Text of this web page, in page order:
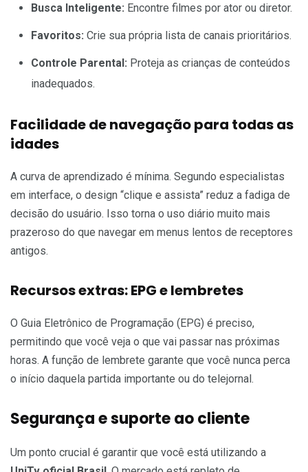
Busca Inteligente: Encontre filmes por ator ou diretor.
Favoritos: Crie sua própria lista de canais prioritários.
Controle Parental: Proteja as crianças de conteúdos
inadequados.
Facilidade de navegação para todas as
idades
A curva de aprendizado é mínima. Segundo especialistas
em interface, o design “clique e assista” reduz a fadiga de
decisão do usuário. Isso torna o uso diário muito mais
prazeroso do que navegar em menus lentos de receptores
antigos.
Recursos extras: EPG e lembretes
O Guia Eletrônico de Programação (EPG) é preciso,
permitindo que você veja o que vai passar nas próximas
horas. A função de lembrete garante que você nunca perca
o início daquela partida importante ou do telejornal.
Segurança e suporte ao cliente
Um ponto crucial é garantir que você está utilizando a